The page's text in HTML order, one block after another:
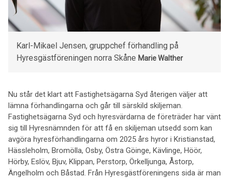
Karl-Mikael Jensen, gruppchef förhandling på
Hyresgäst­föreningen norra Skåne Marie Walther
Nu står det klart att Fastighetsägarna Syd återigen väljer att
lämna förhandlingarna och går till särskild skiljeman.
Fastighetsägarna Syd och hyresvärdarna de företräder har vänt
sig till Hyresnämnden för att få en skiljeman utsedd som kan
avgöra hyres­förhandlingarna om 2025 års hyror i Kristianstad,
Hässleholm, Bromölla, Osby, Östra Göinge, Kävlinge, Höör,
Hörby, Eslöv, Bjuv, Klippan, Perstorp, Örkelljunga, Åstorp,
Ängelholm och Båstad. Från Hyresgäst­föreningens sida är man